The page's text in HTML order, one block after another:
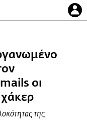
οι
χάκερ
της